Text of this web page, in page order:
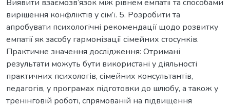
Виявити взаємозв’язок між рівнем емпатії та способами
вирішення конфліктів у сім’ї. 5. Розробити та
апробувати психологічні рекомендації щодо розвитку
емпатії як засобу гармонізації сімейних стосунків.
Практичне значення дослідження: Отримані
результати можуть бути використані у діяльності
практичних психологів, сімейних консультантів,
педагогів, у програмах підготовки до шлюбу, а також у
тренінговій роботі, спрямованій на підвищення